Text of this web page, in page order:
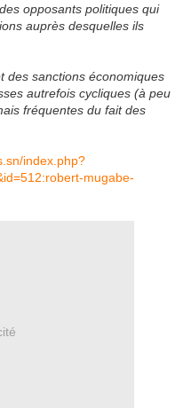
opposants politiques qui
auprès desquelles ils
des sanctions économiques
autrefois cycliques (à peu
fréquentes du fait des
index.php?
mugabe-